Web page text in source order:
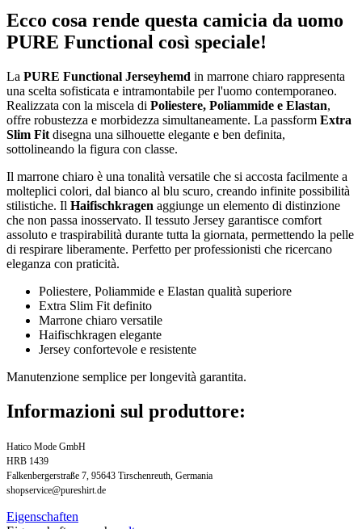
Ecco cosa rende questa camicia da uomo
PURE Functional così speciale!
La PURE Functional Jerseyhemd in marrone chiaro rappresenta
una scelta sofisticata e intramontabile per l'uomo contemporaneo.
Realizzata con la miscela di Poliestere, Poliammide e Elastan,
offre robustezza e morbidezza simultaneamente. La passform Extra
Slim Fit disegna una silhouette elegante e ben definita,
sottolineando la figura con classe.
Il marrone chiaro è una tonalità versatile che si accosta facilmente a
molteplici colori, dal bianco al blu scuro, creando infinite possibilità
stilistiche. Il Haifischkragen aggiunge un elemento di distinzione
che non passa inosservato. Il tessuto Jersey garantisce comfort
assoluto e traspirabilità durante tutta la giornata, permettendo la pelle
di respirare liberamente. Perfetto per professionisti che ricercano
eleganza con praticità.
Poliestere, Poliammide e Elastan qualità superiore
Extra Slim Fit definito
Marrone chiaro versatile
Haifischkragen elegante
Jersey confortevole e resistente
Manutenzione semplice per longevità garantita.
Informazioni sul produttore:
Hatico Mode GmbH
HRB 1439
Falkenbergerstraße 7, 95643 Tirschenreuth, Germania
shopservice@pureshirt.de
Eigenschaften